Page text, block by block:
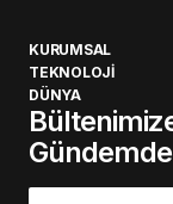
KURUMSAL
TEKNOLOJİ
DÜNYA